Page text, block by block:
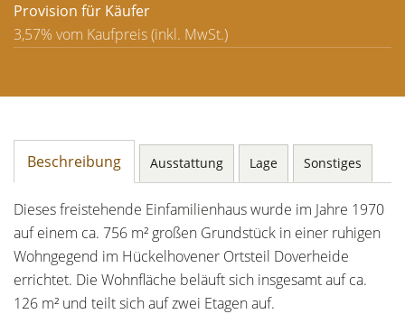
Provision für Käufer
3,57% vom Kaufpreis (inkl. MwSt.)
Beschreibung Ausstattung Lage Sonstiges
Dieses freistehende Einfamilienhaus wurde im Jahre 1970
auf einem ca. 756 m² großen Grundstück in einer ruhigen
Wohngegend im Hückelhovener Ortsteil Doverheide
errichtet. Die Wohnfläche beläuft sich insgesamt auf ca.
126 m² und teilt sich auf zwei Etagen auf.